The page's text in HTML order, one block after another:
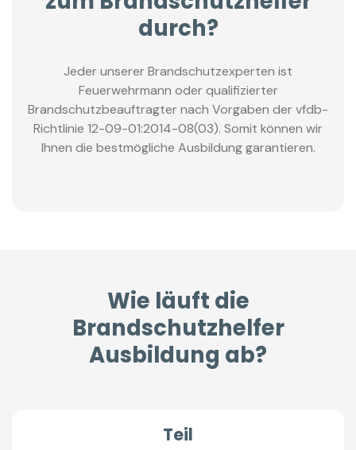
durch?
Jeder unserer Brandschutzexperten ist
Feuerwehrmann oder qualifizierter
Brandschutzbeauftragter nach Vorgaben der vfdb-
Richtlinie 12-09-01:2014-08(03). Somit können wir
Ihnen die bestmögliche Ausbildung garantieren.
Wie läuft die
Brandschutzhelfer
Ausbildung ab?
Teil